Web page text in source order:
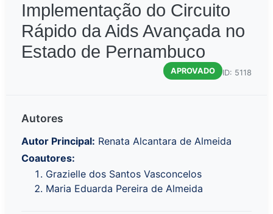
Implementação do Circuito
Rápido da Aids Avançada no
Estado de Pernambuco
APROVADO ID: 5118
Autores
Autor Principal: Renata Alcantara de Almeida
Coautores:
Grazielle dos Santos Vasconcelos
Maria Eduarda Pereira de Almeida